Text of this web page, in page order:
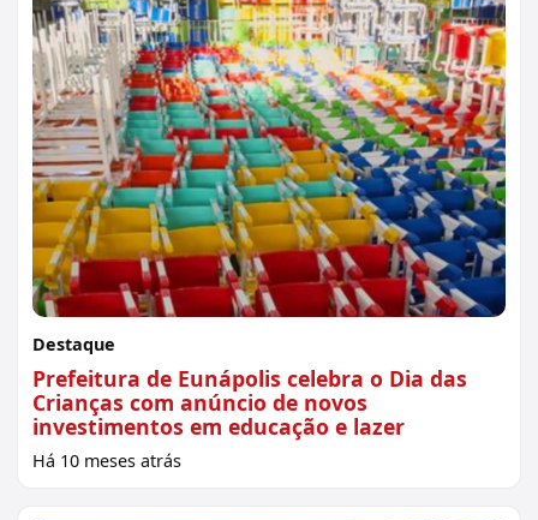
Destaque
Prefeitura de Eunápolis celebra o Dia das
Crianças com anúncio de novos
investimentos em educação e lazer
Há 10 meses atrás